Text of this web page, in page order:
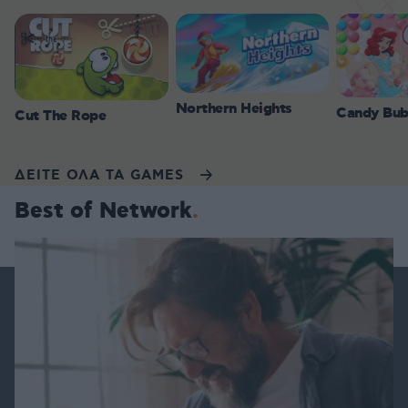
Cut The Rope Northern Heights Candy
ΔΕΙΤΕ ΟΛΑ ΤΑ GAMES
Best of Network